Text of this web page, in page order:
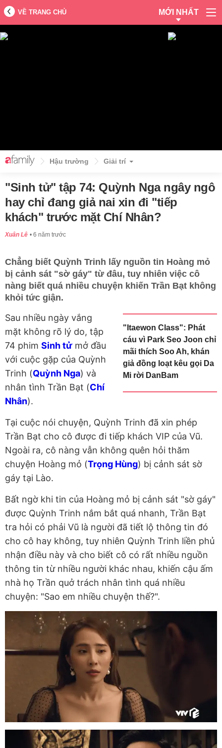
VỀ TRANG CHỦ MỚI NHẤT
Hậu trường Giải trí
"Sinh tử" tập 74: Quỳnh Nga ngây ngô
hay chỉ đang giả nai xin đi "tiếp
khách" trước mặt Chí Nhân?
Xuân Lê 6 năm trước
Chẳng biết Quỳnh Trinh lấy nguồn tin Hoàng mỏ
bị cảnh sát "sờ gáy" từ đâu, tuy nhiên việc cô
nàng biết quá nhiều chuyện khiến Trần Bạt không
khỏi tức giận.
"Itaewon Class": Phát
cáu vì Park Seo Joon chỉ
mãi thích Soo Ah, khán
giả đồng loạt kêu gọi Da
Mi rời DanBam
Sau nhiều ngày vắng
mặt không rõ lý do, tập
74 phim Sinh tử mở đầu
với cuộc gặp của Quỳnh
Trinh (Quỳnh Nga) và
nhân tình Trần Bạt (Chí
Nhân).
Tại cuộc nói chuyện, Quỳnh Trinh đã xin phép
Trần Bạt cho cô được đi tiếp khách VIP của Vũ.
Ngoài ra, cô nàng vẫn không quên hỏi thăm
chuyện Hoàng mỏ (Trọng Hùng) bị cảnh sát sờ
gáy tại Lào.
Bất ngờ khi tin của Hoàng mỏ bị cảnh sát "sờ gáy"
được Quỳnh Trinh nắm bắt quá nhanh, Trần Bạt
tra hỏi có phải Vũ là người đã tiết lộ thông tin đó
cho cô hay không, tuy nhiên Quỳnh Trinh liền phủ
nhận điều này và cho biết cô có rất nhiều nguồn
thông tin từ nhiều người khác nhau, khiến cậu ấm
nhà họ Trần quở trách nhân tình quá nhiều
chuyện: "Sao em nhiều chuyện thế?".